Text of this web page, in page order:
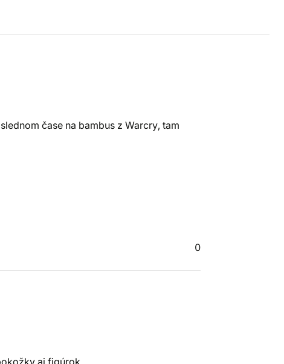
čase na bambus z Warcry, tam
0
aj figúrok.